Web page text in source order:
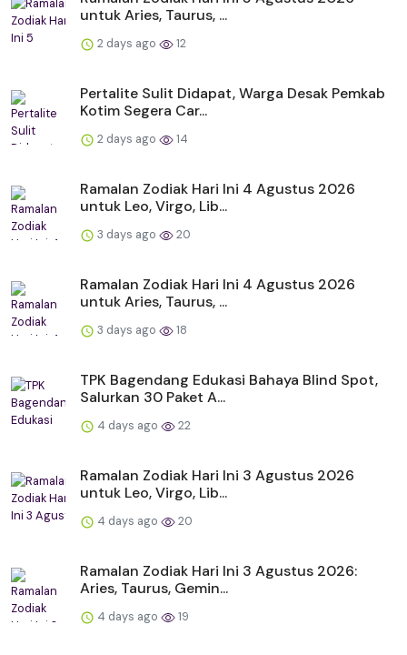
untuk Aries, Taurus, ...
2 days ago 12
Pertalite Sulit Didapat, Warga Desak Pemkab
Kotim Segera Car...
2 days ago 14
Ramalan Zodiak Hari Ini 4 Agustus 2026
untuk Leo, Virgo, Lib...
3 days ago 20
Ramalan Zodiak Hari Ini 4 Agustus 2026
untuk Aries, Taurus, ...
3 days ago 18
TPK Bagendang Edukasi Bahaya Blind Spot,
Salurkan 30 Paket A...
4 days ago 22
Ramalan Zodiak Hari Ini 3 Agustus 2026
untuk Leo, Virgo, Lib...
4 days ago 20
Ramalan Zodiak Hari Ini 3 Agustus 2026:
Aries, Taurus, Gemin...
4 days ago 19